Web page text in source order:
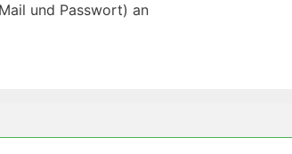
und Passwort) an